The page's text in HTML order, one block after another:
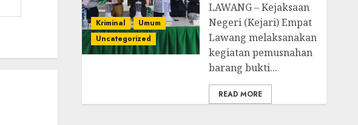
Kriminal
Umum
Uncategorized
LAWANG – Kejaksaan
Negeri (Kejari) Empat
Lawang melaksanakan
kegiatan pemusnahan
barang bukti...
READ MORE